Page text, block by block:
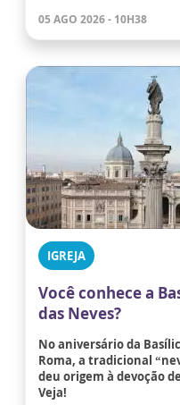
05 AGO 2026 - 10H38
IGREJA
Você conhece a
das Neves?
No aniversário da
Roma, a tradicional
deu origem à devoção
Veja!